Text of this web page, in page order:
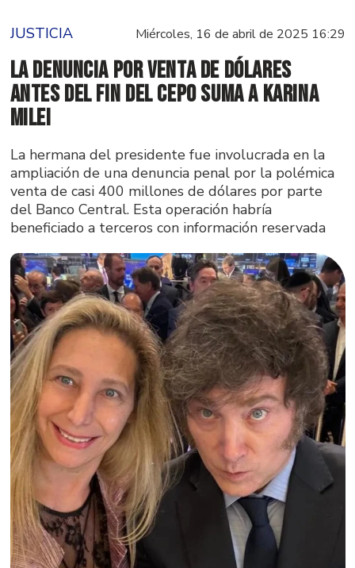
JUSTICIA Miércoles, 16 de abril de 2025 16:29
La denuncia por venta de dólares
antes del fin del cepo suma a Karina
Milei
La hermana del presidente fue involucrada en la
ampliación de una denuncia penal por la polémica
venta de casi 400 millones de dólares por parte
del Banco Central. Esta operación habría
beneficiado a terceros con información reservada